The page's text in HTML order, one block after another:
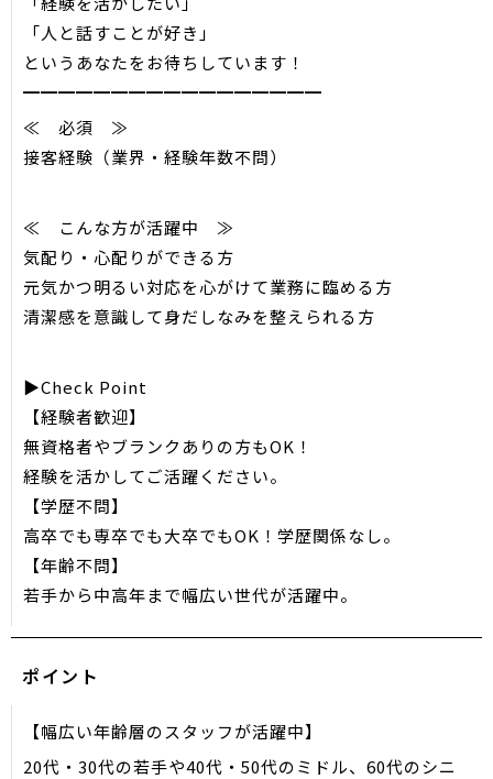
「人と話すことが好き」
というあなたをお待ちしています！
━━━━━━━━━━━━━━━━━
≪ 必須 ≫
接客経験（業界・経験年数不問）
≪ こんな方が活躍中 ≫
気配り・心配りができる方
元気かつ明るい対応を心がけて業務に臨める方
清潔感を意識して身だしなみを整えられる方
▶Check Point
【経験者歓迎】
無資格者やブランクありの方もOK！
経験を活かしてご活躍ください。
【学歴不問】
高卒でも専卒でも大卒でもOK！学歴関係なし。
【年齢不問】
若手から中高年まで幅広い世代が活躍中。
ポイント
【幅広い年齢層のスタッフが活躍中】
20代・30代の若手や40代・50代のミドル、60代のシニ